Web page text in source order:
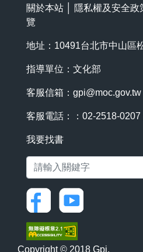
關於本站 隱私權及安全政
覽
地址：10491台北市中山區
指導單位：文化部
客服信箱： gpi@moc.gov.tw
客服電話：：02-2518-0207
我要找書
Copyright © 2018 Gpi.